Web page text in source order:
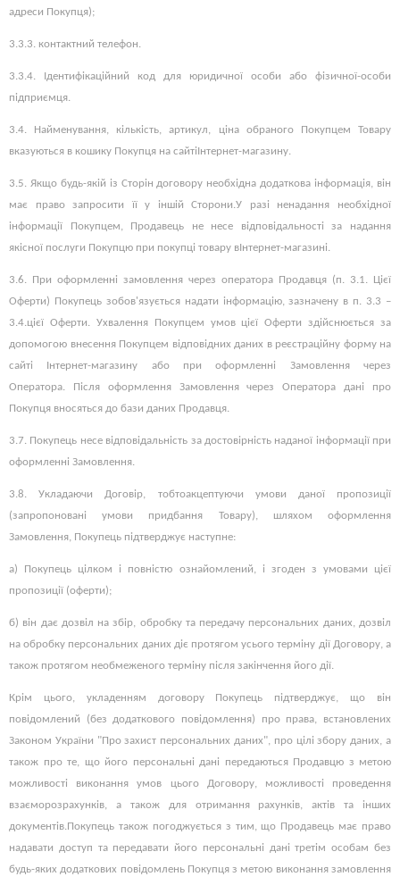
адреси Покупця);
3.3.3. контактний телефон.
3.3.4. Ідентифікаційний код для юридичної особи або фізичної-особи
підприємця.
3.4. Найменування, кількість, артикул, ціна обраного Покупцем Товару
вказуються в кошику Покупця на сайтіІнтернет-магазину.
3.5. Якщо будь-якій із Сторін договору необхідна додаткова інформація, він
має право запросити її у іншій Сторони.У разі ненадання необхідної
інформації Покупцем, Продавець не несе відповідальності за надання
якісної послуги Покупцю при покупці товару вІнтернет-магазині.
3.6. При оформленні замовлення через оператора Продавця (п. 3.1. Цієї
Оферти) Покупець зобов'язується надати інформацію, зазначену в п. 3.3 –
3.4.цієї Оферти. Ухвалення Покупцем умов цієї Оферти здійснюється за
допомогою внесення Покупцем відповідних даних в реєстраційну форму на
сайті Інтернет-магазину або при оформленні Замовлення через
Оператора. Після оформлення Замовлення через Оператора дані про
Покупця вносяться до бази даних Продавця.
3.7. Покупець несе відповідальність за достовірність наданої інформації при
оформленні Замовлення.
3.8.Укладаючи Договір, тобтоакцептуючи умови даної пропозиції
(запропоновані умови придбання Товару), шляхом оформлення
Замовлення, Покупець підтверджує наступне:
а) Покупець цілком і повністю ознайомлений, і згоден з умовами цієї
пропозиції (оферти);
б) він дає дозвіл на збір, обробку та передачу персональних даних, дозвіл
на обробку персональних даних діє протягом усього терміну дії Договору, а
також протягом необмеженого терміну після закінчення його дії.
Крім цього, укладенням договору Покупець підтверджує, що він
повідомлений (без додаткового повідомлення) про права, встановлених
Законом України "Про захист персональних даних", про цілі збору даних, а
також про те, що його персональні дані передаються Продавцю з метою
можливості виконання умов цього Договору, можливості проведення
взаєморозрахунків, а також для отримання рахунків, актів та інших
документів.Покупець також погоджується з тим, що Продавець має право
надавати доступ та передавати його персональні дані третім особам без
будь-яких додаткових повідомлень Покупця з метою виконання замовлення